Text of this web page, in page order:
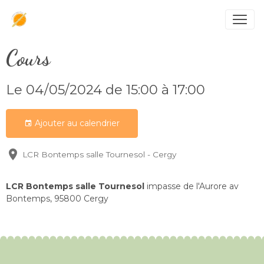
Cours
Le 04/05/2024 de 15:00 à 17:00
Ajouter au calendrier
LCR Bontemps salle Tournesol - Cergy
LCR Bontemps salle Tournesol impasse de l'Aurore av
Bontemps, 95800 Cergy